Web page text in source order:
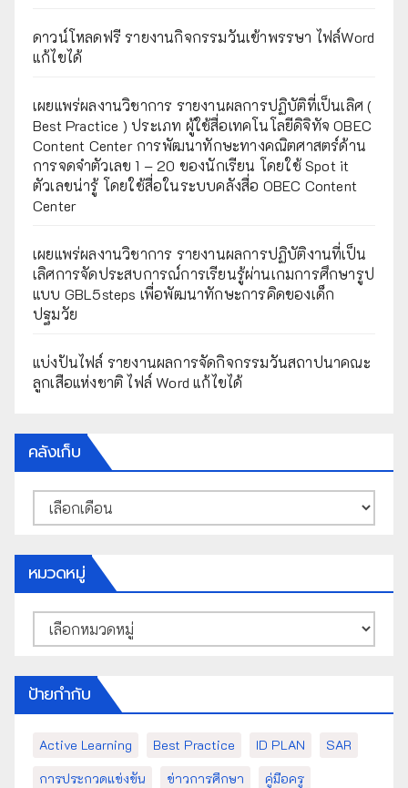
ดาวน์โหลดฟรี รายงานกิจกรรมวันเข้าพรรษา ไฟล์Word
แก้ไขได้
เผยแพร่ผลงานวิชาการ รายงานผลการปฏิบัติที่เป็นเลิศ (
Best Practice ) ประเภท ผู้ใช้สื่อเทคโนโลยีดิจิทัจ OBEC
Content Center การพัฒนาทักษะทางคณิตศาสตร์ด้าน
การจดจำตัวเลข 1 – 20 ของนักเรียน โดยใช้ Spot it
ตัวเลขน่ารู้ โดยใช้สื่อในระบบคลังสื่อ OBEC Content
Center
เผยแพร่ผลงานวิชาการ รายงานผลการปฏิบัติงานที่เป็น
เลิศการจัดประสบการณ์การเรียนรู้ผ่านเกมการศึกษารูป
แบบ GBL5steps เพื่อพัฒนาทักษะการคิดของเด็ก
ปฐมวัย
แบ่งปันไฟล์ รายงานผลการจัดกิจกรรมวันสถาปนาคณะ
ลูกเสือแห่งชาติ ไฟล์ Word แก้ไขได้
คลังเก็บ
คลัง
เก็บ
หมวดหมู่
หมวด
หมู่
ป้ายกำกับ
Active Learning Best Practice ID PLAN
SAR
การประกวดแข่งขัน
ข่าวการศึกษา
คู่มือครู